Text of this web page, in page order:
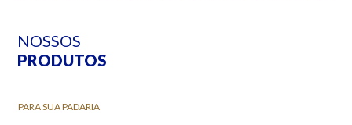
NOSSOS
PRODUTOS
PARA SUA PADARIA